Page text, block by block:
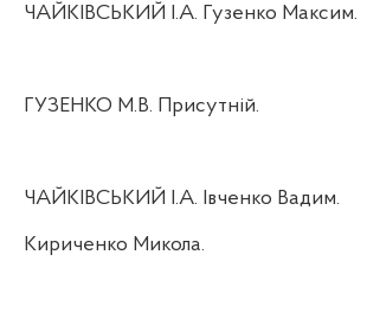
ЧАЙКІВСЬКИЙ І.А. Гузенко Максим.
ГУЗЕНКО М.В. Присутній.
ЧАЙКІВСЬКИЙ І.А. Івченко Вадим.
Кириченко Микола.